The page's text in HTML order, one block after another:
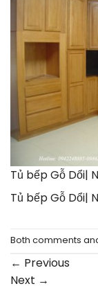
Tủ bếp Gỗ Dổi|
Tủ bếp Gỗ Dổi|
Both comments
← Previous
Next →